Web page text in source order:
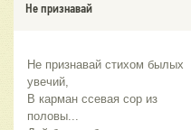
Не признавай
Не признавай стихом былых
увечий,
В карман ссевая сор из
половы...